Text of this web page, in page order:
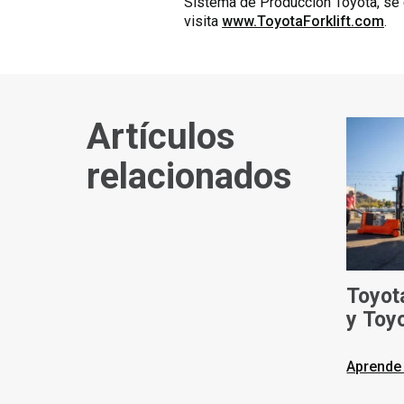
visita www.ToyotaForklift.com.
Artículos
relacionados
y